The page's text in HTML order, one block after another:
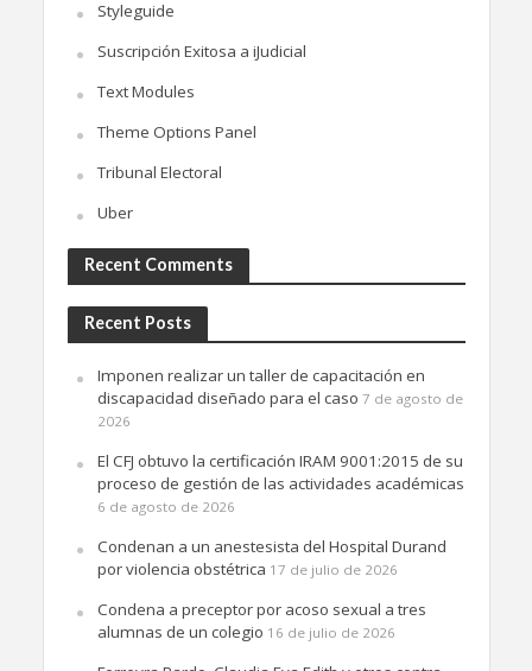
Styleguide
Suscripción Exitosa a iJudicial
Text Modules
Theme Options Panel
Tribunal Electoral
Uber
Recent Comments
Recent Posts
Imponen realizar un taller de capacitación en
discapacidad diseñado para el caso 7 de agosto de
2026
El CFJ obtuvo la certificación IRAM 9001:2015 de su
proceso de gestión de las actividades académicas
6 de agosto de 2026
Condenan a un anestesista del Hospital Durand
por violencia obstétrica 17 de julio de 2026
Condena a preceptor por acoso sexual a tres
alumnas de un colegio 16 de julio de 2026